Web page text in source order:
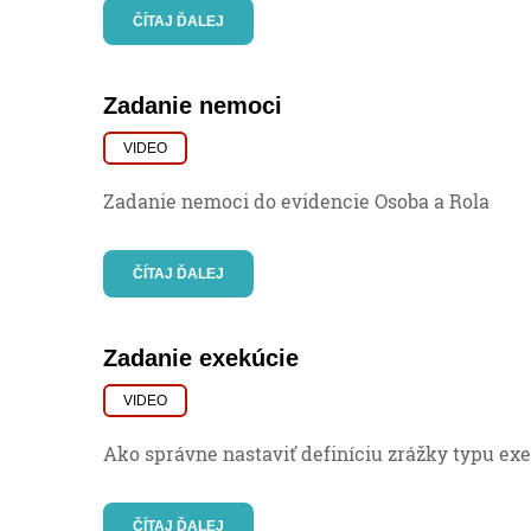
ČÍTAJ ĎALEJ
Zadanie nemoci
VIDEO
Zadanie nemoci do evidencie Osoba a Rola
ČÍTAJ ĎALEJ
Zadanie exekúcie
VIDEO
Ako správne nastaviť definíciu zrážky typu
ČÍTAJ ĎALEJ